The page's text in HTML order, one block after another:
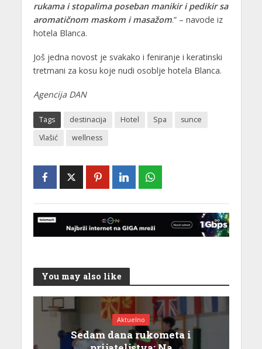
rukama i stopalima poseban manikir i pedikir sa
aromatičnom maskom i masažom.” – navode iz
hotela Blanca.
Još jedna novost je svakako i feniranje i keratinski
tretmani za kosu koje nudi osoblje hotela Blanca.
Agencija DAN
Tags destinacija Hotel Spa
sunce
Vlašić
wellness
You may also like
Aktuelno
Sedam dana rukometa i